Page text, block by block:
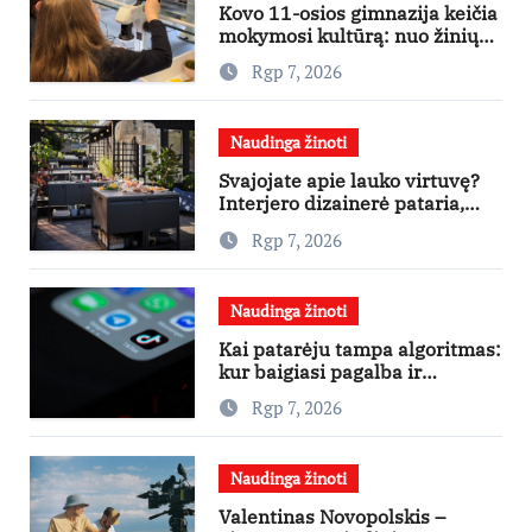
Kovo 11-osios gimnazija keičia
mokymosi kultūrą: nuo žinių
kaupimo – prie jų supratimo ir
taikymo
Rgp 7, 2026
Naudinga žinoti
Svajojate apie lauko virtuvę?
Interjero dizainerė pataria,
nuo ko pradėti
Rgp 7, 2026
Naudinga žinoti
Kai patarėju tampa algoritmas:
kur baigiasi pagalba ir
prasideda reklama?
Rgp 7, 2026
Naudinga žinoti
Valentinas Novopolskis –